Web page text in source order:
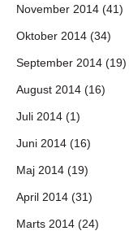
November 2014 (41)
Oktober 2014 (34)
September 2014 (19)
August 2014 (16)
Juli 2014 (1)
Juni 2014 (16)
Maj 2014 (19)
April 2014 (31)
Marts 2014 (24)